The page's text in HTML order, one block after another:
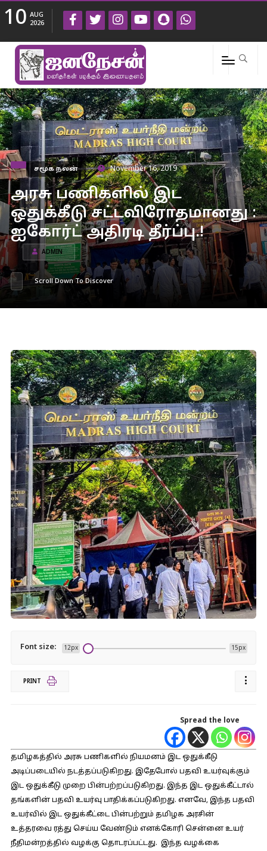
10 AUG
2026
சமூக நலன் November 16, 2019
அரசு பணிகளில் இட
ஒதுக்கீடு சட்டவிரோதமானது :
ஐகோர்ட் அதிரடி தீர்ப்பு.!
ADMIN
Scroll Down To Discover
Font size: 12px 15px
PRINT
Spread the love
தமிழகத்தில் அரசு பணிகளில் நியமனம் இட ஒதுக்கீடு
அடிப்படையில் நடத்தப்படுகிறது. இதேபோல் பதவி உயர்வுக்கும்
இட ஒதுக்கீடு முறை பின்பற்றப்படுகிறது. இந்த இட ஒதுக்கீட்டால்
தங்களின் பதவி உயர்வு பாதிக்கப்படுகிறது. எனவே, இந்த பதவி
உயர்வில் இட ஒதுக்கீட்டை பின்பற்றும் தமிழக அரசின்
உத்தரவை ரத்து செய்ய வேண்டும் எனக்கோரி சென்னை உயர்
நீதிமன்றத்தில் வழக்கு தொடரப்பட்டது. இந்த வழக்கை